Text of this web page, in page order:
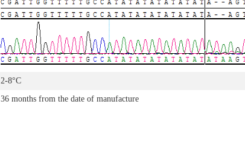
2-8°C
36 months from the date of manufacture